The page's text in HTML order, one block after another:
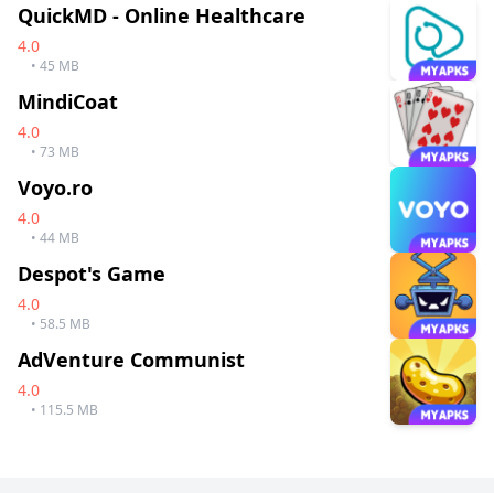
QuickMD - Online Healthcare
4.0
• 45 MB
MindiCoat
4.0
• 73 MB
Voyo.ro
4.0
• 44 MB
Despot's Game
4.0
• 58.5 MB
AdVenture Communist
4.0
• 115.5 MB